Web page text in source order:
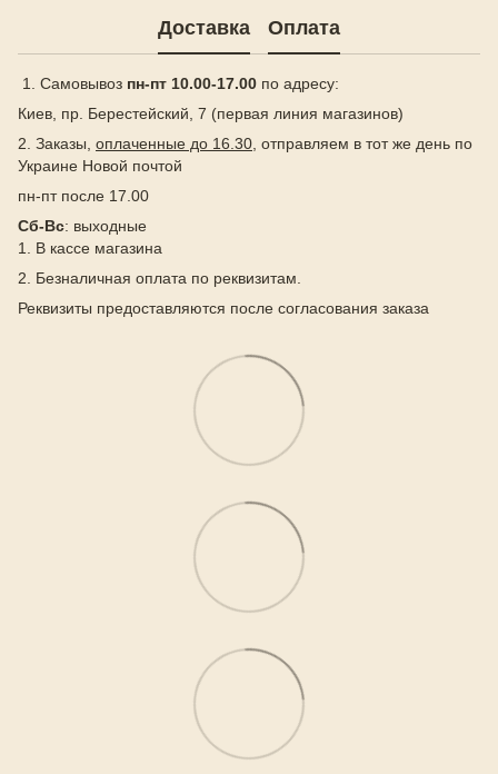
Доставка Оплата
1. Самовывоз пн-пт 10.00-17.00 по адресу:
Киев, пр. Берестейский, 7 (первая линия магазинов)
2. Заказы, оплаченные до 16.30, отправляем в тот же день по
Украине Новой почтой
пн-пт после 17.00
Сб-Вс: выходные
1. В кассе магазина
2. Безналичная оплата по реквизитам.
Реквизиты предоставляются после согласования заказа